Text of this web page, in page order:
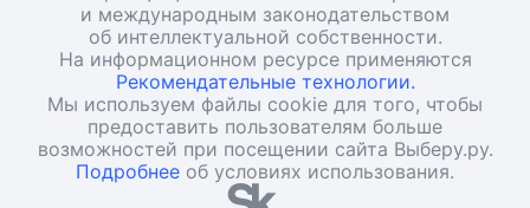
и международным законодательством
об интеллектуальной собственности.
На информационном ресурсе применяются
Рекомендательные технологии.
Мы используем файлы cookie для того, чтобы
предоставить пользователям больше
возможностей при посещении сайта Выберу.ру.
Подробнее об условиях использования.